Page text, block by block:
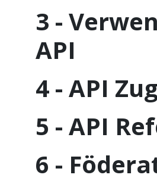
3 -
API
4 - API
5 - API
6 -